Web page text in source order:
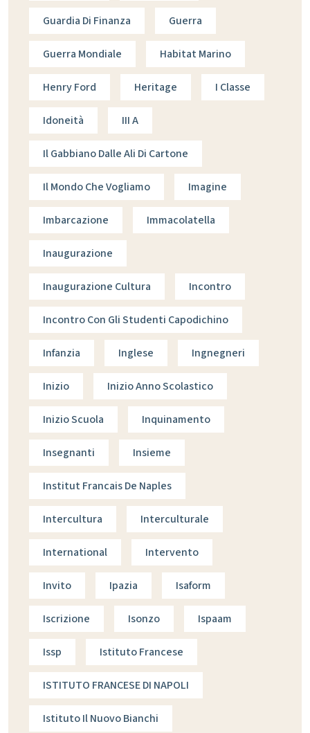
Guardia Di Finanza Guerra
Guerra Mondiale Habitat Marino
Henry Ford Heritage I Classe
Idoneità III A
Il Gabbiano Dalle Ali Di Cartone
Il Mondo Che Vogliamo Imagine
Imbarcazione Immacolatella
Inaugurazione
Inaugurazione Cultura Incontro
Incontro Con Gli Studenti Capodichino
Infanzia Inglese Ingnegneri
Inizio Inizio Anno Scolastico
Inizio Scuola Inquinamento
Insegnanti Insieme
Institut Francais De Naples
Intercultura Interculturale
International Intervento
Invito Ipazia Isaform
Iscrizione Isonzo Ispaam
Issp Istituto Francese
ISTITUTO FRANCESE DI NAPOLI
Istituto Il Nuovo Bianchi